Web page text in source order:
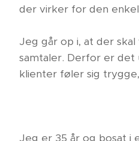
der virker for den
Jeg går op i, at der
samtaler. Derfor er det
klienter føler sig
Jeg er 35 år og bosat i